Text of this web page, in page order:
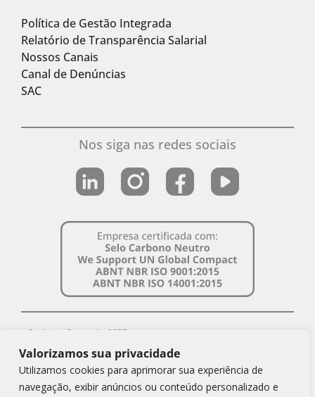
Valorizamos sua privacidade
Utilizamos cookies para aprimorar sua experiência de
navegação, exibir anúncios ou conteúdo personalizado e
Política de Gestão Integrada
Relatório de Transparência Salarial
Nossos Canais
Canal de Denúncias
SAC
Nos siga nas redes sociais
Simbiose Copyright 2025
CNPJ Simbiose: 08.879.643/0001-69
Política de Privacidade